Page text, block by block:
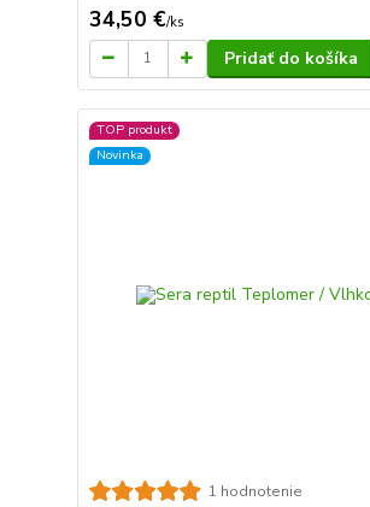
34,50 €/ks
Pridať do košíka
TOP produkt
Novinka
1 hodnotenie